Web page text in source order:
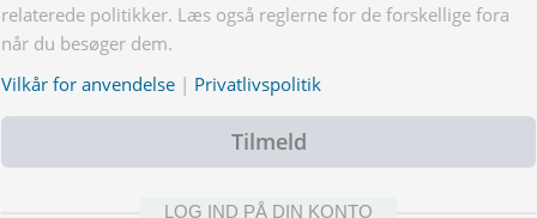
relaterede politikker. Læs også reglerne for de forskellige fora
når du besøger dem.
Vilkår for anvendelse | Privatlivspolitik
Tilmeld
LOG IND PÅ DIN KONTO